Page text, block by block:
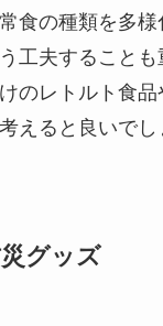
食の種類を多様
工夫することも
のレトルト食
えると良いでし
グッズ